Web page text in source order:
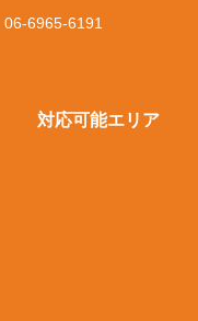
06-6965-6191
対応可能エリア